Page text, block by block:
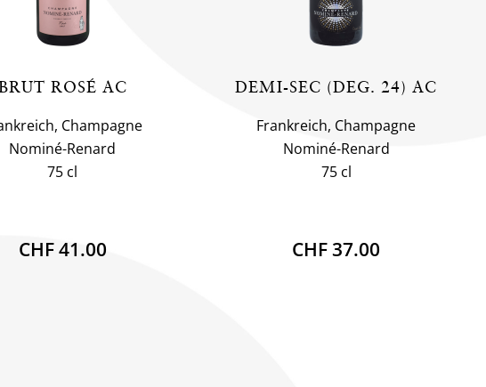
ROSÉ AC
Champagne
Nominé-Renard
75 cl
CHF 41.00
DEMI-SEC (DEG. 24) AC
Frankreich, Champagne
Nominé-Renard
75 cl
CHF 37.00